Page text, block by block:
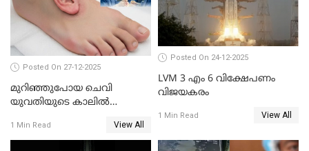
Posted On 27-12-2025
മുറിഞ്ഞുപോയ ചെവി
യുവതിയുടെ കാലിൽ
ശേഷം യഥാസ്ഥാനത്ത്
1 Min Read View All
Posted On 24-12-2025
LVM 3 എം 6 വിക്ഷേപണം
വിജയകരം
1 Min Read View All